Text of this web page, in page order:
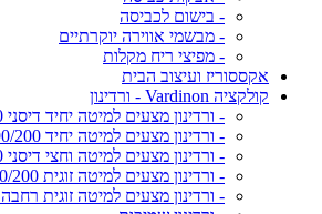
- בישום לכביסה
- מבשמי אווירה יוקרתיים
- מפיצי ריח מקלות
אקססוריז ועיצוב הבית
קולקציה Vardinon - ורדינון
- ורדינון מצעים למיטה יחיד דיסני 90/200
- ורדינון מצעים למיטה יחיד 90/200
- ורדינון מצעים למיטה וחצי דיסני 120/200
- ורדינון מצעים למיטה זוגית 160/200
- ורדינון מצעים למיטה זוגית רחבה 180/200